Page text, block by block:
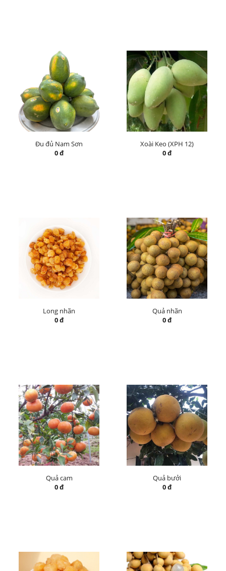
Đu đủ Nam Sơn
0 đ
Xoài Keo (XPH 12)
0 đ
Long nhãn
0 đ
Quả nhãn
0 đ
Quả cam
0 đ
Quả bưởi
0 đ